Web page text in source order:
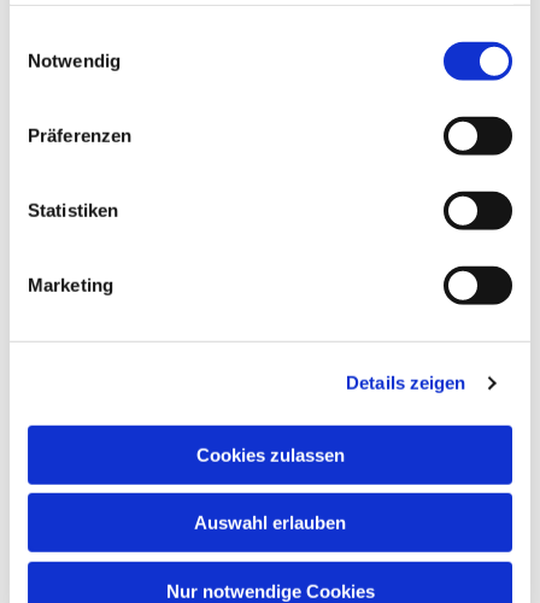
Notwendig
Präferenzen
Statistiken
Marketing
Details zeigen
Cookies zulassen
Auswahl erlauben
Nur notwendige Cookies